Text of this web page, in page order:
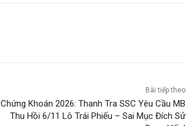
Bài tiếp theo
Chứng Khoán 2026: Thanh Tra SSC Yêu Cầu MB
Thu Hồi 6/11 Lô Trái Phiếu – Sai Mục Đích Sử